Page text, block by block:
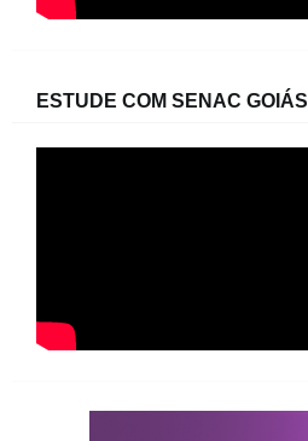
ESTUDE COM SENAC GOIÁS